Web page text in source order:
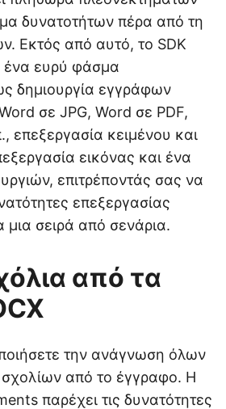
δυνατοτήτων πέρα από τη
Εκτός από αυτό, το SDK
ένα ευρύ φάσμα
δημιουργία εγγράφων
σε JPG, Word σε PDF,
επεξεργασία κειμένου και
εικόνας και ένα
επιτρέποντάς σας να
επεξεργασίας
σειρά από σενάρια.
από τα
την ανάγνωση όλων
από το έγγραφο. Η
παρέχει τις δυνατότητες